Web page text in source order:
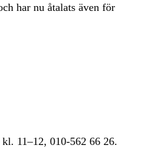
har nu åtalats även för
11–12, 010-562 66 26.